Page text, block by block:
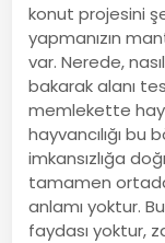
konut projesini
yapmanızın
var. Nerede,
bakarak alanı
memlekette
hayvancılığı
imkansızlığa
tamamen
anlamı yoktur.
faydası yoktur,